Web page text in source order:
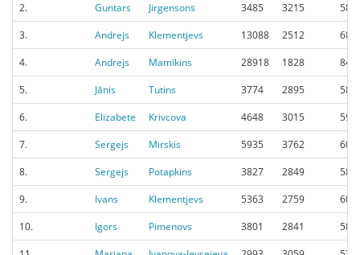
2.
Guntars Jirgensons 3485 3215
3.
Andrejs Klementjevs 13088 2512
4.
Andrejs Mamikins 28918 1828
5.
Jānis Tutins 3774 2895
6.
Elizabete Krivcova 4648 3015
7.
Sergejs Mirskis 5935 3762
8.
Sergejs Potapkins 3827 2849
9.
Ivans Klementjevs 5363 2759
10.
Igors Pimenovs 3801 2841